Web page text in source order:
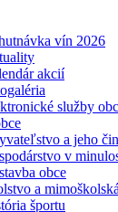
vín 2026
akcií
služby
a jeho
v
obce
a
športu